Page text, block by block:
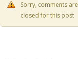
Sorry, comments are
closed for this post